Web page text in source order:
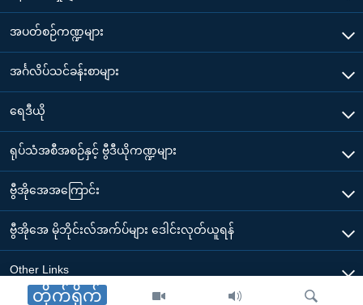
တိုက်ရိုက်
အပတ်စဉ်ကဏ္ဍများ
အင်္ဂလိပ်သင်ခန်းစာများ
ရေဒီယို
ရုပ်သံအစီအစဉ်နှင့် ဗွီဒီယိုကဏ္ဍများ
ဗွီအိုအေအကြောင်း
ဗွီအိုအေ မိုဘိုင်းလ်အက်ပ်များ ဒေါင်းလုတ်ယူရန်
Other Links